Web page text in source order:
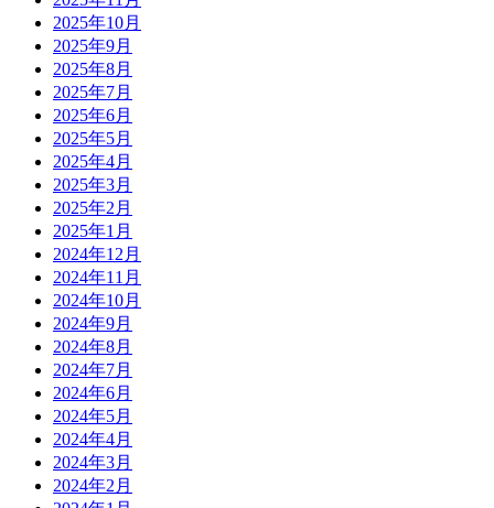
2025年10月
2025年9月
2025年8月
2025年7月
2025年6月
2025年5月
2025年4月
2025年3月
2025年2月
2025年1月
2024年12月
2024年11月
2024年10月
2024年9月
2024年8月
2024年7月
2024年6月
2024年5月
2024年4月
2024年3月
2024年2月